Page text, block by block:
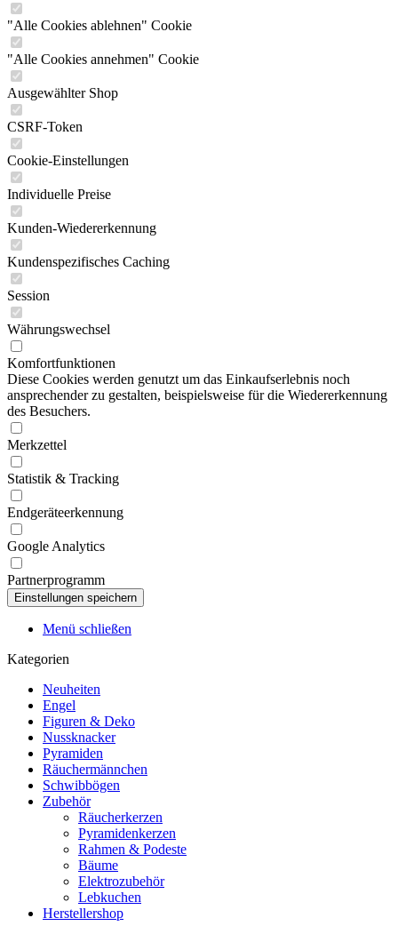
"Alle Cookies ablehnen" Cookie
"Alle Cookies annehmen" Cookie
Ausgewählter Shop
CSRF-Token
Cookie-Einstellungen
Individuelle Preise
Kunden-Wiedererkennung
Kundenspezifisches Caching
Session
Währungswechsel
Komfortfunktionen
Diese Cookies werden genutzt um das Einkaufserlebnis noch
ansprechender zu gestalten, beispielsweise für die Wiedererkennung
des Besuchers.
Merkzettel
Statistik & Tracking
Endgeräteerkennung
Google Analytics
Partnerprogramm
Menü schließen
Kategorien
Neuheiten
Engel
Figuren & Deko
Nussknacker
Pyramiden
Räuchermännchen
Schwibbögen
Zubehör
Räucherkerzen
Pyramidenkerzen
Rahmen & Podeste
Bäume
Elektrozubehör
Lebkuchen
Herstellershop